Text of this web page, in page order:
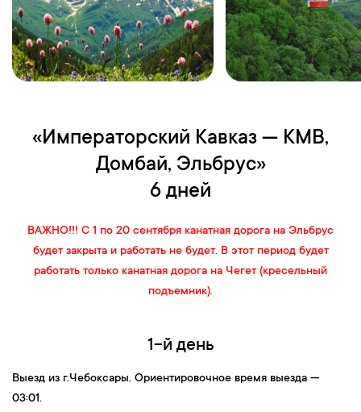
«Императорский Кавказ — КМВ,
Домбай, Эльбрус»
6 дней
ВАЖНО!!! С 1 по 20 сентября канатная дорога на Эльбрус
будет закрыта и работать не будет. В этот период будет
работать только канатная дорога на Чегет (кресельный
подъемник).
1-й день
Выезд из г.Чебоксары. Ориентировочное время выезда —
03:01.